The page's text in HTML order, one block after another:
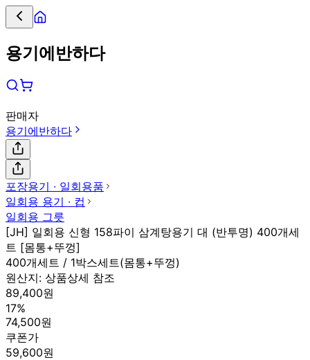
용기에반하다
판매자
용기에반하다
포장용기 ∙ 일회용품
일회용 용기 ∙ 컵
일회용 그릇
[JH] 일회용 신형 158파이 삼계탕용기 대 (반투명) 400개세
트 [몸통+뚜껑]
400개세트 / 1박스세트(몸통+뚜껑)
원산지: 상품상세 참조
89,400원
17%
74,500원
쿠폰가
59,600원